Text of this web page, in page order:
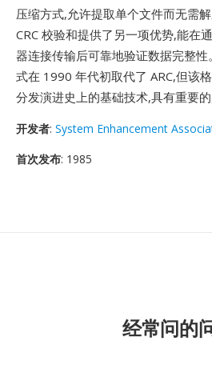
压缩方式,允许提取单个文件而无需
CRC 校验和提供了另一项优势,能在
器连接传输后可靠地验证数据完整
式在 1990 年代初取代了 ARC,但该
分发演进史上的基础技术,具有重要的
开发者: System Enhancement
首次发布: 1985
经常问的